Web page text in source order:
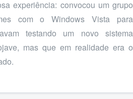
experiência: convocou um grupo
com o Windows Vista para
testando um novo sistema
mas que em realidade era o